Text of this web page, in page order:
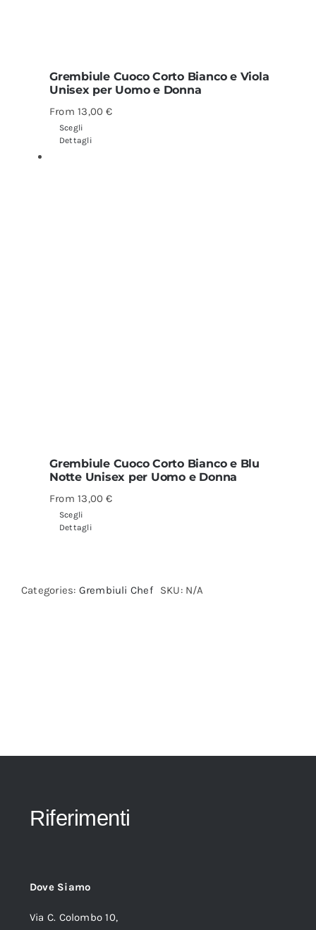
Grembiule Cuoco Corto Bianco e Viola
Unisex per Uomo e Donna
From13,00€
Scegli
Dettagli
Grembiule Cuoco Corto Bianco e Blu
Notte Unisex per Uomo e Donna
From13,00€
Scegli
Dettagli
Categories: Grembiuli Chef SKU: N/A
Riferimenti
Dove Siamo
Via C. Colombo 10,